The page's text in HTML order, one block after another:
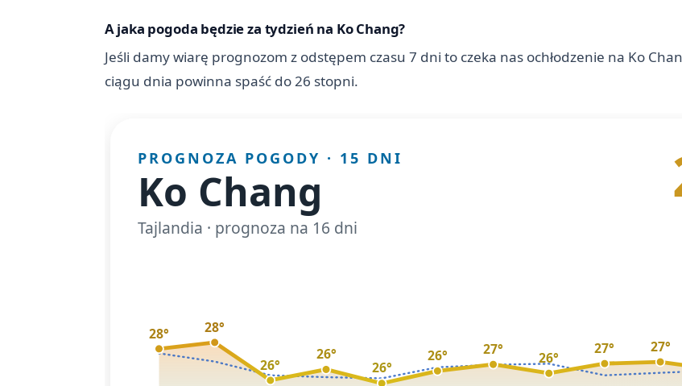
A jaka pogoda będzie za tydzień na Ko Chang?
Jeśli damy wiarę prognozom z odstępem czasu 7 dni to czeka nas ochłodzenie na Ko
ciągu dnia powinna spaść do 26 stopni.